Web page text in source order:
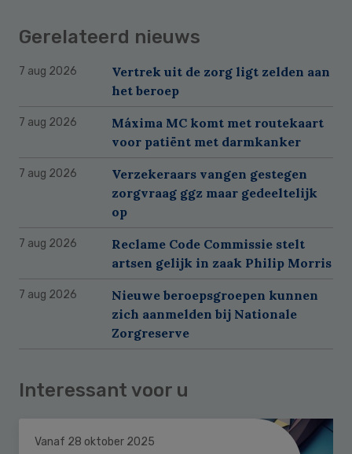
Gerelateerd nieuws
7 aug 2026
Vertrek uit de zorg ligt zelden aan
het beroep
7 aug 2026
Máxima MC komt met routekaart
voor patiënt met darmkanker
7 aug 2026
Verzekeraars vangen gestegen
zorgvraag ggz maar gedeeltelijk
op
7 aug 2026
Reclame Code Commissie stelt
artsen gelijk in zaak Philip Morris
7 aug 2026
Nieuwe beroepsgroepen kunnen
zich aanmelden bij Nationale
Zorgreserve
Interessant voor u
Vanaf 28 oktober 2025